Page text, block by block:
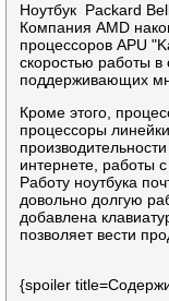
Ноутбук Packard
Компания AMD
процессоров APU
скоростью работы в
поддерживающих
Кроме этого,
процессоры
интернете, работы
Работу ноутбука
довольно долгую
добавлена
позволяет вести
{spoiler